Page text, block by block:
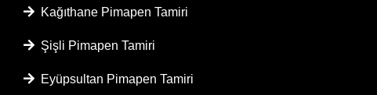
Kağıthane Pimapen Tamiri
Şişli Pimapen Tamiri
Eyüpsultan Pimapen Tamiri